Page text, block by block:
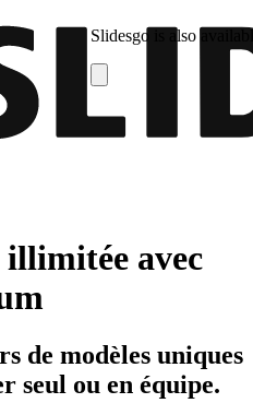
Slidesgo is also
avec
de modèles uniques
seul ou en équipe.